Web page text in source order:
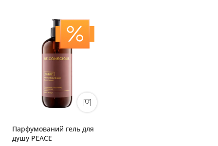
Парфумований гель для
душу PEACE